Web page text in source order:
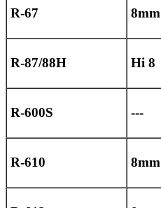
R-67 8mm
R-87/88H Hi 8
R-600S ---
R-610 8mm